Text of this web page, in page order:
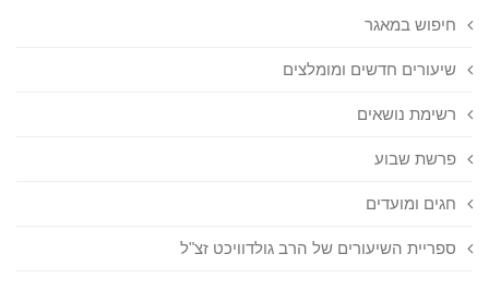
חיפוש במאגר
שיעורים חדשים ומומלצים
רשימת נושאים
פרשת שבוע
חגים ומועדים
ספריית השיעורים של הרב גולדוויכט זצ"ל